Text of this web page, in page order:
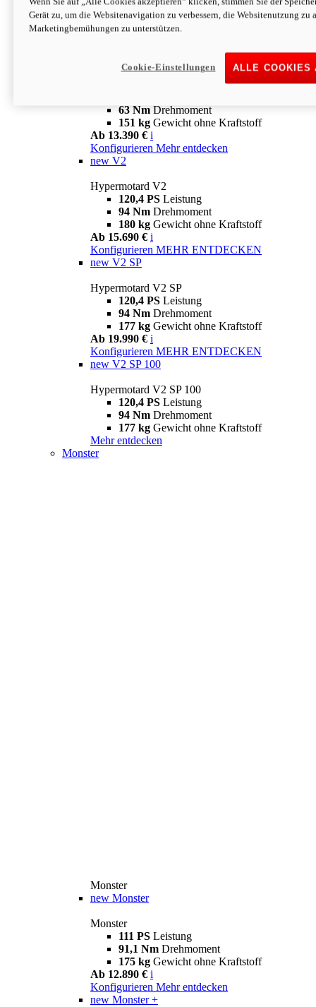
63 NmDrehmoment
151 kgGewicht ohne Kraftstoff
Ab 13.890 € i
63 Nm Drehmoment
151 kg Gewicht ohne Kraftstoff
Ab 13.390 € i
Konfigurieren Mehr entdecken
new V2
Hypermotard V2
120,4 PS Leistung
94 Nm Drehmoment
180 kg Gewicht ohne Kraftstoff
Ab 15.690 € i
Konfigurieren MEHR ENTDECKEN
new V2 SP
Hypermotard V2 SP
120,4 PS Leistung
94 Nm Drehmoment
177 kg Gewicht ohne Kraftstoff
Ab 19.990 € i
Konfigurieren MEHR ENTDECKEN
new V2 SP 100
Hypermotard V2 SP 100
120,4 PS Leistung
94 Nm Drehmoment
177 kg Gewicht ohne Kraftstoff
Mehr entdecken
Monster
Monster
new Monster
Monster
111 PS Leistung
91,1 Nm Drehmoment
175 kg Gewicht ohne Kraftstoff
Ab 12.890 € i
Konfigurieren Mehr entdecken
new Monster +
Gerät zu, um die Websitenavigation zu verbessern, die Websitenutzung zu
Marketingbemühungen zu unterstützen.
ALLE COOKIES
Cookie-Einstellungen